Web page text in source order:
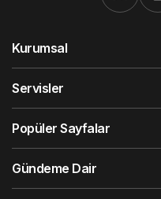
Kurumsal
Servisler
Popüler Sayfalar
Gündeme Dair